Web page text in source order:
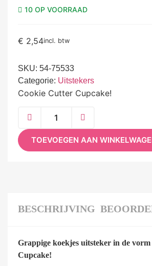
10 OP VOORRAAD
€ 2,54incl. btw
SKU: 54-75533
Categorie: Uitstekers
Cookie Cutter Cupcake!
TOEVOEGEN AAN
BESCHRIJVING
Grappige koekjes uitsteker in de vorm
Cupcake!